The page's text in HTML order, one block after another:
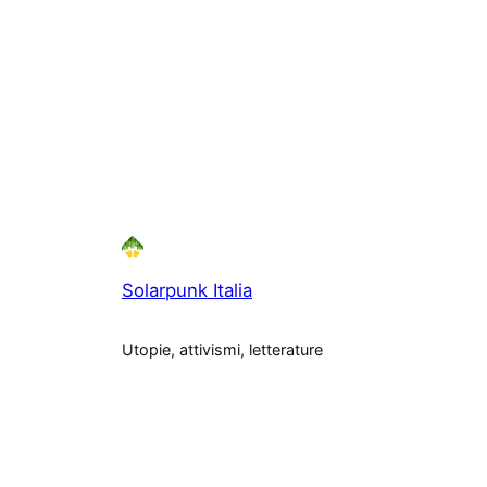
Solarpunk Italia
Utopie, attivismi, letterature